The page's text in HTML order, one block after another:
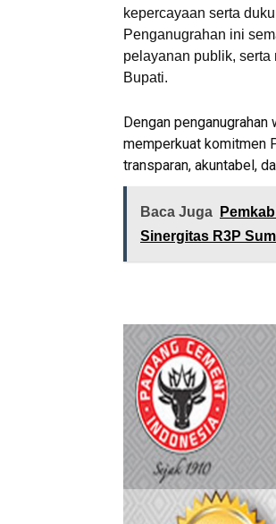
kepercayaan serta
Penganugrahan ini
pelayanan publik, serta
Bupati.
Dengan
memperkuat komitmen
transparan, akuntabel,
Baca Juga
Sinergitas R3P